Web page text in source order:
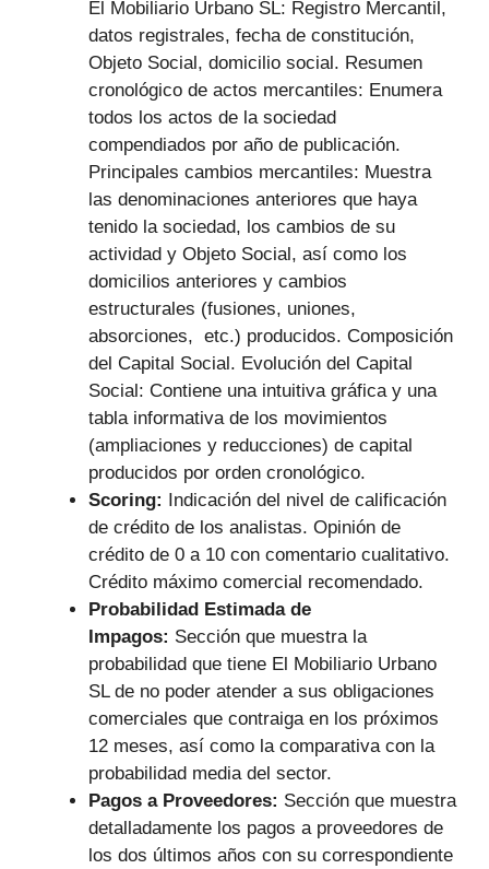
El Mobiliario Urbano SL: Registro Mercantil,
datos registrales, fecha de constitución,
Objeto Social, domicilio social. Resumen
cronológico de actos mercantiles: Enumera
todos los actos de la sociedad
compendiados por año de publicación.
Principales cambios mercantiles: Muestra
las denominaciones anteriores que haya
tenido la sociedad, los cambios de su
actividad y Objeto Social, así como los
domicilios anteriores y cambios
estructurales (fusiones, uniones,
absorciones, etc.) producidos. Composición
del Capital Social. Evolución del Capital
Social: Contiene una intuitiva gráfica y una
tabla informativa de los movimientos
(ampliaciones y reducciones) de capital
producidos por orden cronológico.
Scoring: Indicación del nivel de calificación
de crédito de los analistas. Opinión de
crédito de 0 a 10 con comentario cualitativo.
Crédito máximo comercial recomendado.
Probabilidad Estimada de
Impagos: Sección que muestra la
probabilidad que tiene El Mobiliario Urbano
SL de no poder atender a sus obligaciones
comerciales que contraiga en los próximos
12 meses, así como la comparativa con la
probabilidad media del sector.
Pagos a Proveedores: Sección que muestra
detalladamente los pagos a proveedores de
los dos últimos años con su correspondiente